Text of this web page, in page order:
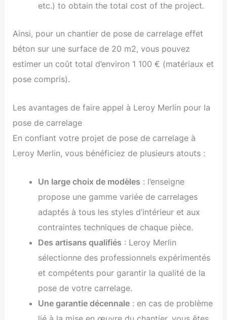
etc.) to obtain the total cost of the project.
Ainsi, pour un chantier de pose de carrelage effet
béton sur une surface de 20 m2, vous pouvez
estimer un coût total d’environ 1 100 € (matériaux et
pose compris).
Les avantages de faire appel à Leroy Merlin pour la
pose de carrelage
En confiant votre projet de pose de carrelage à
Leroy Merlin, vous bénéficiez de plusieurs atouts :
Un large choix de modèles : l’enseigne
propose une gamme variée de carrelages
adaptés à tous les styles d’intérieur et aux
contraintes techniques de chaque pièce.
Des artisans qualifiés : Leroy Merlin
sélectionne des professionnels expérimentés
et compétents pour garantir la qualité de la
pose de votre carrelage.
Une garantie décennale: en cas de problème